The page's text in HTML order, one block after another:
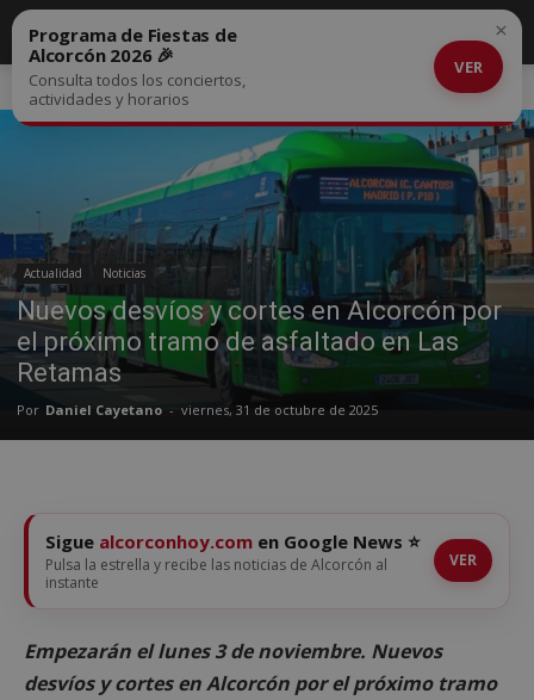
Inicio Actualidad
Actualidad Noticias
Nuevos desvíos y cortes en Alcorcón por
el próximo tramo de asfaltado en Las
Retamas
Por Daniel Cayetano - viernes, 31 de octubre de 2025
Programa de Fiestas de
Alcorcón 2026 🎉
Consulta todos los conciertos,
actividades y horarios
VER
×
Sigue alcorconhoy.com en Google News ⭐
Pulsa la estrella y recibe las noticias de Alcorcón al
instante
VER
Empezarán el lunes 3 de noviembre. Nuevos
desvíos y cortes en Alcorcón por el próximo tramo